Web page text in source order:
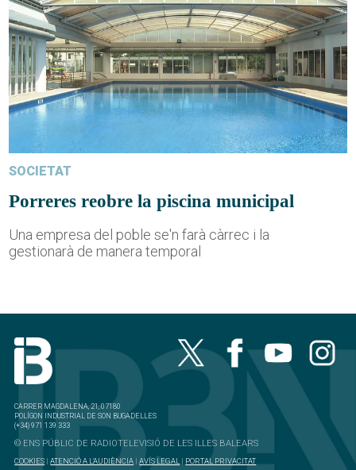
SOCIETAT
Porreres reobre la piscina municipal
Una empresa del poble se'n farà càrrec i la
gestionarà de manera temporal
CARRER MAGDALENA, 21, 07180
POLÍGON INDUSTRIAL DE SON BUGADELLES
(+34) 971 139 333
© ENS PÚBLIC DE RADIOTELEVISIÓ DE LES ILLES BALEARS
COOKIES |ATENCIÓ A L'AUDIÈNCIA |AVÍS LEGAL | PORTAL PRIVACITAT